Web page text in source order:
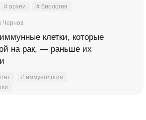
# археи # биология
Чернов
клетки, которые
на рак, — раньше их
# иммунология